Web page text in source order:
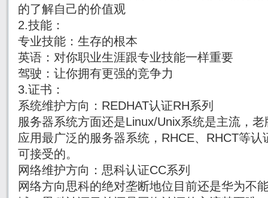
的了解自己的价值观
2.技能：
专业技能：生存的根本
英语：对你职业生涯跟专业技能一样重要
驾驶：让你拥有更强的竞争力
3.证书：
系统维护方向：REDHAT认证RH系列
服务器系统方面还是Linux/Unix系统是主流，
应用最广泛的服务器系统，RHCE、RHCT等
可接受的。
网络维护方向：思科认证CC系列
网络方向思科的绝对垄断地位目前还是华为不